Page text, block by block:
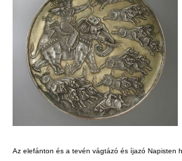
Az elefánton és a tevén vágtázó és íjazó Napisten